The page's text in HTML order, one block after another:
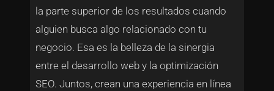
la parte superior de los resultados cuando
alguien busca algo relacionado con tu
negocio. Esa es la belleza de la sinergia
entre el desarrollo web y la optimización
SEO. Juntos, crean una experiencia en línea